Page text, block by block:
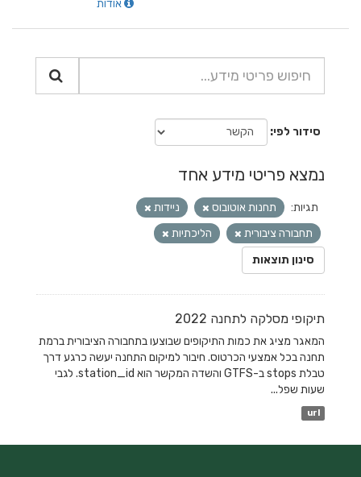
אודות
סידור לפי
נמצא פריטי מידע אחד
תגיות: תחנות אוטובוס
ניידות
תחבורה ציבורית
הליכתיות
סינון תוצאות
תיקופי מסלקה לתחנה 2022
המאגר מציג את כמות התיקופים שבוצעו בתחבורה הציבורית ברמת
תחנה בכל אמצעי הכרטוס. חיבור למיקום התחנה יעשה כרגע דרך
טבלת stops ב-GTFS והשדה המקשר הוא station_id. לגבי
שעות שפל...
url